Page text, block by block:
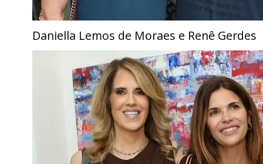
Daniella Lemos de Moraes e Renê Gerdes